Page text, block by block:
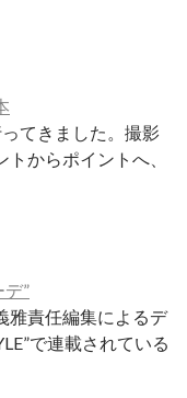
てきました。撮影
からポイントへ、
”
雅責任編集によるデ
で連載されている